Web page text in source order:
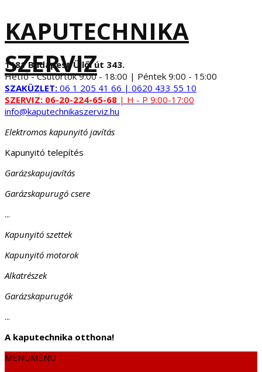
KAPUTECHNIKA
SZERVIZ
1181 Budapest Üllői út 343.
Hétfő - Csütörtök 9:00 - 18:00 | Péntek 9:00 - 15:00
SZAKÜZLET: 06 1 205 41 66 | 0620 433 55 10
SZERVIZ: 06-20-224-65-68 | H - P 9:00-17:00
info@kaputechnikaszerviz.hu
Elektromos kapunyitó javítás
Kapunyitó telepítés
Garázskapujavítás
Garázskapurugó csere
...
Kapunyitó szettek
Kapunyitó motorok
Alkatrészek
Garázskapurugók
...
A kaputechnika otthona!
MENÜMENÜ